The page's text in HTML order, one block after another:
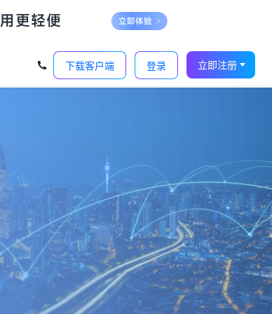
下载客户端 登录 立即注册